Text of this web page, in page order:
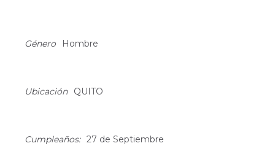
Género
Hombre
Ubicación QUITO
Cumpleaños: 27 de Septiembre